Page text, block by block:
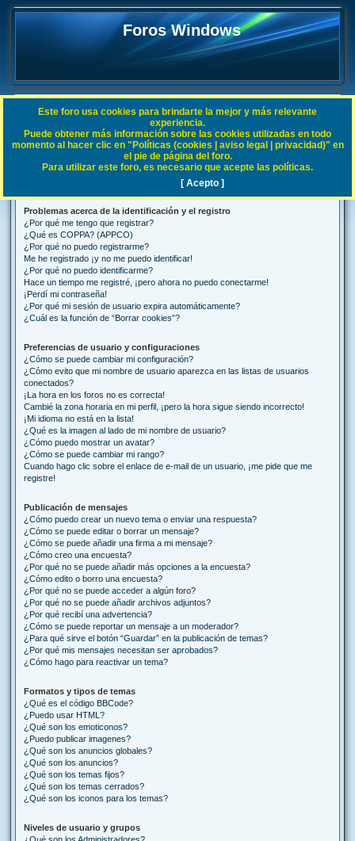
Foros Windows
FAQ
Índice general Preguntas Frecuentes
B
Preguntas Frecuentes
Problemas acerca de la identificación y el registro
¿Por qué me tengo que registrar?
¿Qué es COPPA? (APPCO)
¿Por qué no puedo registrarme?
Me he registrado ¡y no me puedo identificar!
¿Por qué no puedo identificarme?
Hace un tiempo me registré, ¡pero ahora no puedo conectarme!
¡Perdí mi contraseña!
¿Por qué mi sesión de usuario expira automáticamente?
¿Cuál es la función de “Borrar cookies”?
Preferencias de usuario y configuraciones
¿Cómo se puede cambiar mi configuración?
¿Cómo evito que mi nombre de usuario aparezca en las listas de usuarios
conectados?
¡La hora en los foros no es correcta!
Cambié la zona horaria en mi perfil, ¡pero la hora sigue siendo incorrecto!
¡Mi idioma no está en la lista!
¿Qué es la imagen al lado de mi nombre de usuario?
¿Cómo puedo mostrar un avatar?
¿Cómo se puede cambiar mi rango?
Cuando hago clic sobre el enlace de e-mail de un usuario, ¡me pide que me
registre!
Publicación de mensajes
¿Cómo puedo crear un nuevo tema o enviar una respuesta?
¿Cómo se puede editar o borrar un mensaje?
¿Cómo se puede añadir una firma a mi mensaje?
¿Cómo creo una encuesta?
¿Por qué no se puede añadir más opciones a la encuesta?
¿Cómo edito o borro una encuesta?
¿Por qué no se puede acceder a algún foro?
¿Por qué no se puede añadir archivos adjuntos?
¿Por qué recibí una advertencia?
¿Cómo se puede reportar un mensaje a un moderador?
¿Para qué sirve el botón “Guardar” en la publicación de temas?
¿Por qué mis mensajes necesitan ser aprobados?
¿Cómo hago para reactivar un tema?
Formatos y tipos de temas
¿Qué es el código BBCode?
¿Puedo usar HTML?
¿Qué son los emoticonos?
¿Puedo publicar imagenes?
¿Qué son los anuncios globales?
¿Qué son los anuncios?
¿Qué son los temas fijos?
¿Qué son los temas cerrados?
¿Qué son los iconos para los temas?
Niveles de usuario y grupos
Este foro usa cookies para brindarte la mejor y más relevante
experiencia.
Puede obtener más información sobre las cookies utilizadas en todo
momento al hacer clic en "Políticas (cookies | aviso legal | privacidad)" en
el pie de página del foro.
Para utilizar este foro, es necesario que acepte las políticas.
[ Acepto ]